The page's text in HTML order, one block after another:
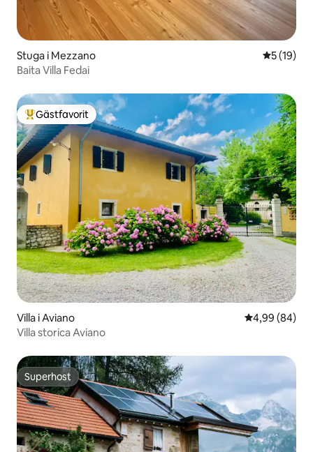
Stuga i Mezzano 5 av 5 i
5 (19)
Baita Villa Fedai
Populär gästfavorit
Gästfavorit
Villa i Aviano 4,99 av 5 i
4,99 (84)
Villa storica Aviano
Superhost
Superhost